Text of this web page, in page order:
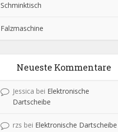
Schminktisch
Falzmaschine
Neueste Kommentare
Jessica bei Elektronische
Dartscheibe
rzs bei Elektronische Dartscheibe